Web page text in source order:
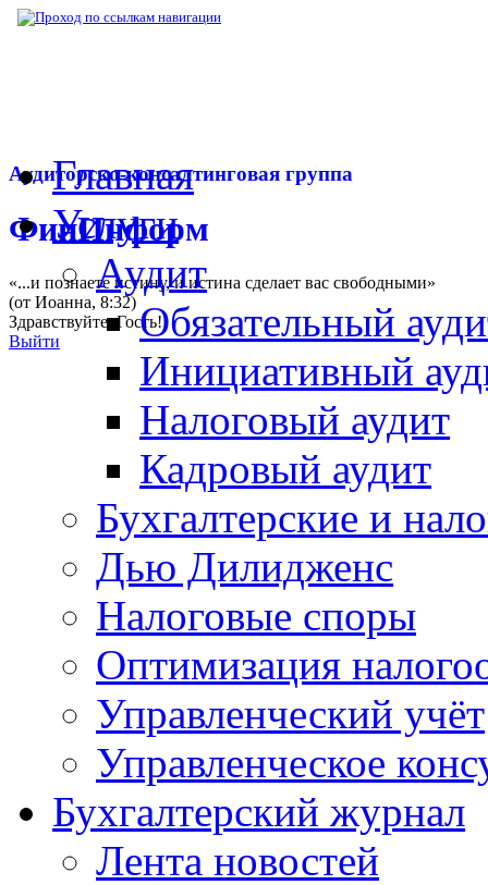
Аудиторско-консалтинговая группа
ФинИнформ
«...и познаете истину, и истина сделает вас свободными»
(от Иоанна, 8:32)
Здравствуйте,Гость!
Выйти
Главная
Услуги
Аудит
Обязательный
Инициативный
Налоговый аудит
Кадровый аудит
Бухгалтерские и
Дью Дилидженс
Налоговые споры
Оптимизация
Управленческий учёт
Управленческое
Бухгалтерский журнал
Лента новостей